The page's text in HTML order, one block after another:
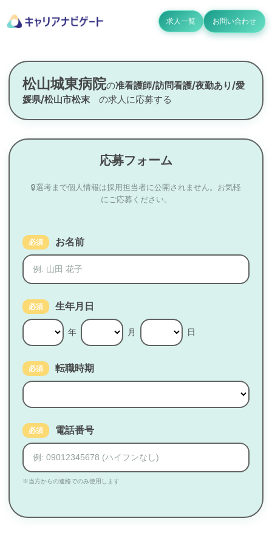
求人一覧 お問い合わせ
松山城東病院の准看護師/訪問看護/夜勤あり/愛
媛県/松山市松末 の求人に応募する
応募フォーム
🔒選考まで個人情報は採用担当者に公開されません。お気軽
にご応募ください。
必須 お名前
必須 生年月日
年 月 日
必須 転職時期
必須 電話番号
※当方からの連絡でのみ使用します